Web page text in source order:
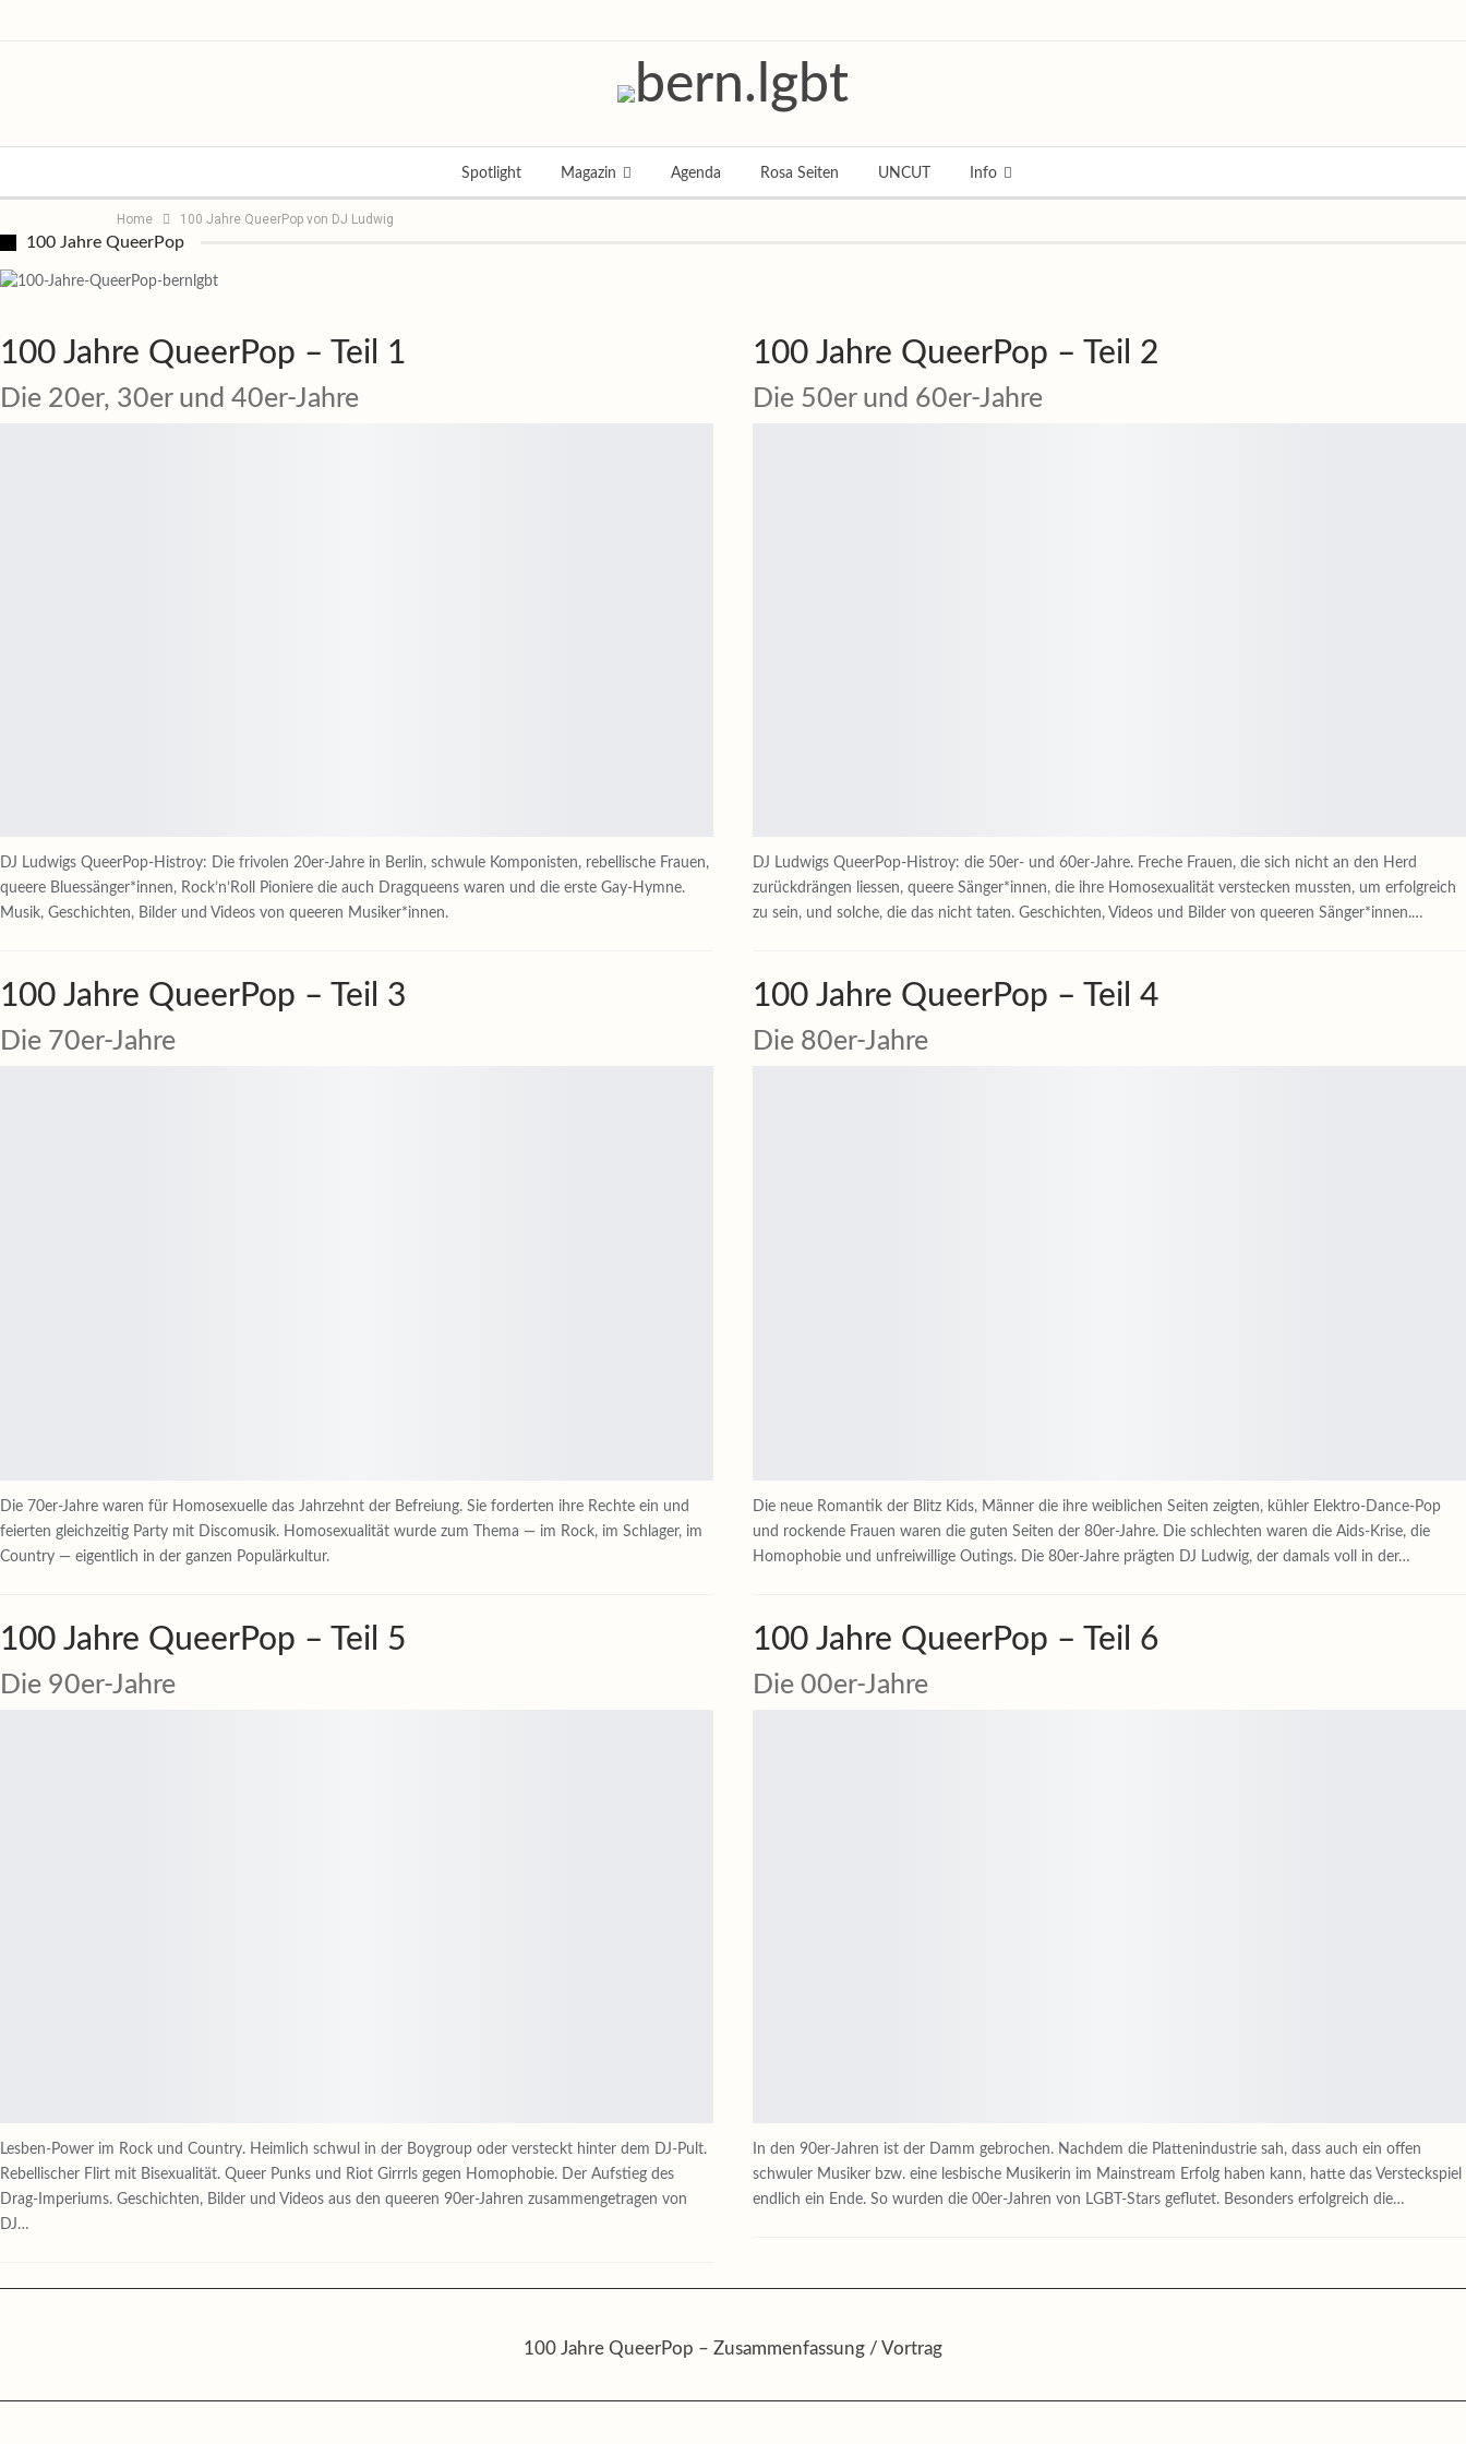
Spotlight Magazin Agenda Rosa Seiten UNCUT Info
Home 100 Jahre QueerPop von DJ Ludwig
100 Jahre QueerPop
100 Jahre QueerPop – Teil 1
Die 20er, 30er und 40er-Jahre
DJ Ludwigs QueerPop-Histroy: Die frivolen 20er-Jahre in Berlin, schwule Komponisten, rebellische Frauen,
queere Bluessänger*innen, Rock’n’Roll Pioniere die auch Dragqueens waren und die erste Gay-Hymne.
Musik, Geschichten, Bilder und Videos von queeren Musiker*innen.
100 Jahre QueerPop – Teil 2
Die 50er und 60er-Jahre
DJ Ludwigs QueerPop-Histroy: die 50er- und 60er-Jahre. Freche Frauen, die sich nicht an den Herd
zurückdrängen liessen, queere Sänger*innen, die ihre Homosexualität verstecken mussten, um erfolgreich
zu sein, und solche, die das nicht taten. Geschichten, Videos und Bilder von queeren Sänger*innen.…
100 Jahre QueerPop – Teil 3
Die 70er-Jahre
Die 70er-Jahre waren für Homosexuelle das Jahrzehnt der Befreiung. Sie forderten ihre Rechte ein und
feierten gleichzeitig Party mit Discomusik. Homosexualität wurde zum Thema — im Rock, im Schlager, im
Country — eigentlich in der ganzen Populärkultur.
100 Jahre QueerPop – Teil 4
Die 80er-Jahre
Die neue Romantik der Blitz Kids, Männer die ihre weiblichen Seiten zeigten, kühler Elektro-Dance-Pop
und rockende Frauen waren die guten Seiten der 80er-Jahre. Die schlechten waren die Aids-Krise, die
Homophobie und unfreiwillige Outings. Die 80er-Jahre prägten DJ Ludwig, der damals voll in der…
100 Jahre QueerPop – Teil 5
Die 90er-Jahre
Lesben-Power im Rock und Country. Heimlich schwul in der Boygroup oder versteckt hinter dem DJ-Pult.
Rebellischer Flirt mit Bisexualität. Queer Punks und Riot Girrrls gegen Homophobie. Der Aufstieg des
Drag-Imperiums. Geschichten, Bilder und Videos aus den queeren 90er-Jahren zusammengetragen von
DJ…
100 Jahre QueerPop – Teil 6
Die 00er-Jahre
In den 90er-Jahren ist der Damm gebrochen. Nachdem die Plattenindustrie sah, dass auch ein offen
schwuler Musiker bzw. eine lesbische Musikerin im Mainstream Erfolg haben kann, hatte das Versteckspiel
endlich ein Ende. So wurden die 00er-Jahren von LGBT-Stars geflutet. Besonders erfolgreich die…
100 Jahre QueerPop – Zusammenfassung / Vortrag